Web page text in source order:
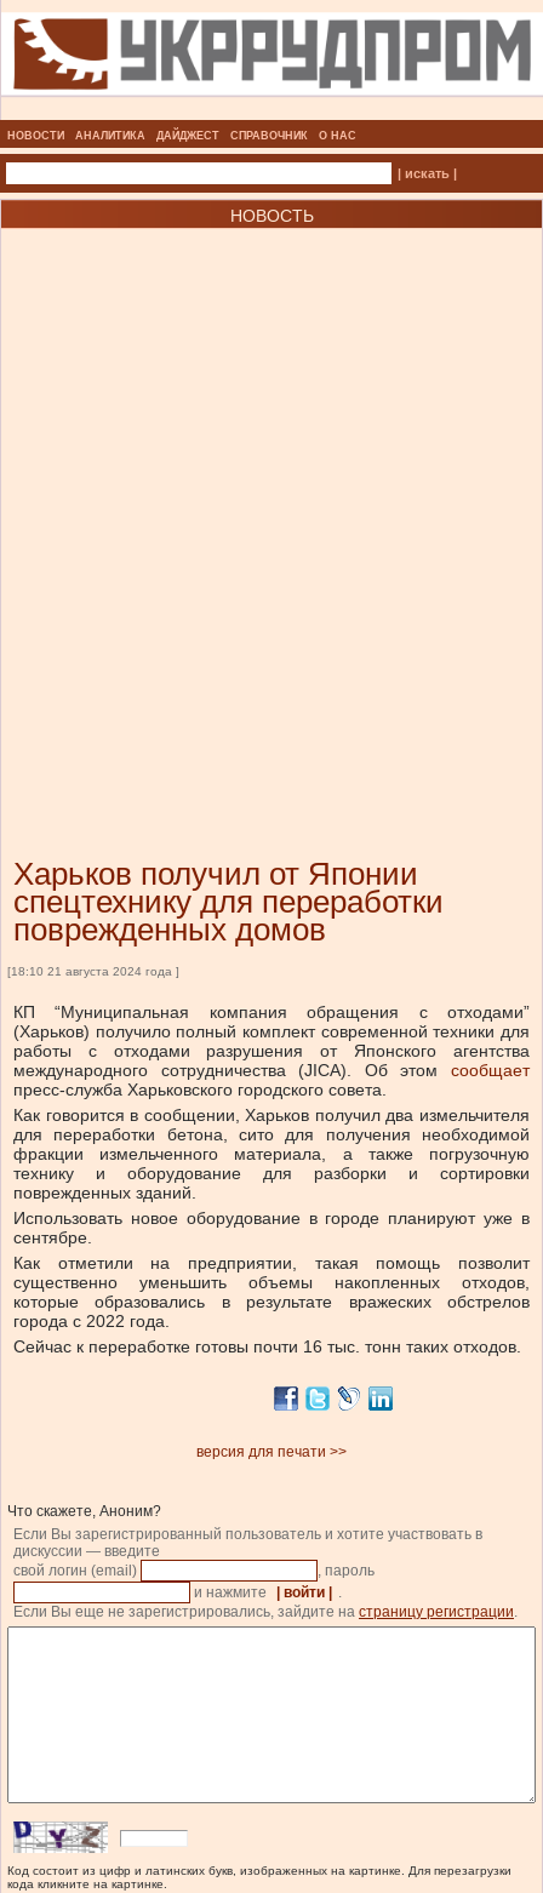
НОВОСТИ АНАЛИТИКА ДАЙДЖЕСТ СПРАВОЧНИК О НАС
| искать |
НОВОСТЬ
Харьков получил от Японии
спецтехнику для переработки
поврежденных домов
[18:10 21 августа 2024 года ]
КП “Муниципальная компания обращения с отходами”
(Харьков) получило полный комплект современной техники для
работы с отходами разрушения от Японского агентства
международного сотрудничества (JICA).
Об этомсообщает
пресс-служба Харьковского городского совета.
Как говорится в сообщении, Харьков получил два измельчителя
для переработки бетона, сито для получения необходимой
фракции измельченного материала, а также погрузочную
технику и оборудование для разборки и сортировки
поврежденных зданий.
Использовать новое оборудование в городе планируют уже в
сентябре.
Как отметили на предприятии, такая помощь позволит
существенно уменьшить объемы накопленных отходов,
которые образовались в результате вражеских обстрелов
города с 2022 года.
Сейчас к переработке готовы почти 16 тыс. тонн таких отходов.
версия для печати >>
Что скажете, Аноним?
Если Вы зарегистрированный пользователь и хотите участвовать в
дискуссии — введите
свой логин (email)
, пароль
и нажмите
| войти |
.
Если Вы еще не зарегистрировались, зайдите на страницу регистрации.
Код состоит из цифр и латинских букв, изображенных на картинке. Для перезагрузки
кода кликните на картинке.